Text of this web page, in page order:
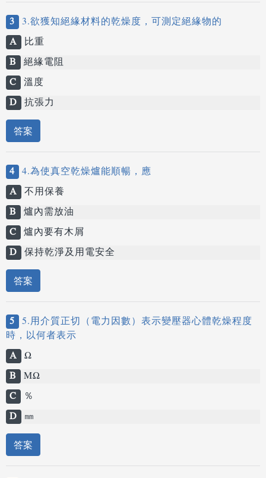
3 3.欲獲知絕緣材料的乾燥度，可測定絕緣物的
A 比重
B 絕緣電阻
C 溫度
D 抗張力
答案
4 4.為使真空乾燥爐能順暢，應
A 不用保養
B 爐內需放油
C 爐內要有木屑
D 保持乾淨及用電安全
答案
5 5.用介質正切（電力因數）表示變壓器心體乾燥程度
時，以何者表示
A Ω
B MΩ
C
％
D ㎜
答案